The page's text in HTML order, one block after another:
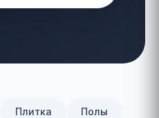
Плитка Полы